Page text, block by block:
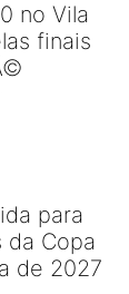
no Vila
finais
para
da Copa
de 2027